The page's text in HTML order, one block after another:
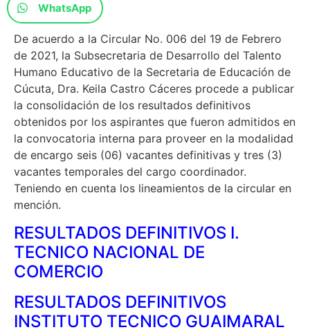
WhatsApp
De acuerdo a la Circular No. 006 del 19 de Febrero
de 2021, la Subsecretaria de Desarrollo del Talento
Humano Educativo de la Secretaria de Educación de
Cúcuta, Dra. Keila Castro Cáceres procede a publicar
la consolidación de los resultados definitivos
obtenidos por los aspirantes que fueron admitidos en
la convocatoria interna para proveer en la modalidad
de encargo seis (06) vacantes definitivas y tres (3)
vacantes temporales del cargo coordinador.
Teniendo en cuenta los lineamientos de la circular en
mención.
RESULTADOS DEFINITIVOS I.
TECNICO NACIONAL DE
COMERCIO
RESULTADOS DEFINITIVOS
INSTITUTO TECNICO GUAIMARAL